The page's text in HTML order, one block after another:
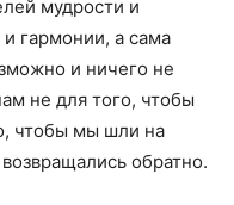
мудрости и
гармонии, а сама
и ничего не
не для того, чтобы
чтобы мы шли на
обратно.